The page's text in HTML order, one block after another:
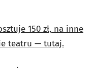
150 zł, na inne
teatru — tutaj.